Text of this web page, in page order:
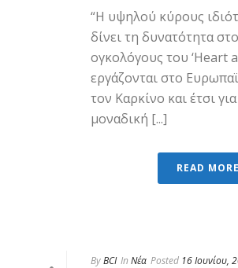
“Η υψηλού κύρους
δίνει τη δυνατότητα
ογκολόγους του ‘Heart
εργάζονται στο
τον Καρκίνο και έτσι
μοναδική [...]
READ MORE
ByBCI In Νέα Posted 16 Ιουνίου,